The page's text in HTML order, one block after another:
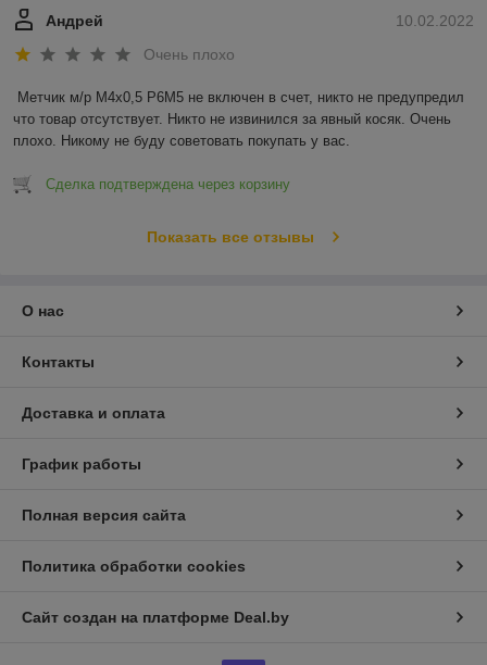
10.02.2022
Андрей
Очень плохо
Метчик м/р М4х0,5 Р6М5 не включен в счет, никто не предупредил
что товар отсутствует. Никто не извинился за явный косяк. Очень
плохо. Никому не буду советовать покупать у вас.
Сделка подтверждена через корзину
Показать все отзывы
О нас
Контакты
Доставка и оплата
График работы
Полная версия сайта
Политика обработки cookies
Сайт создан на платформе Deal.by